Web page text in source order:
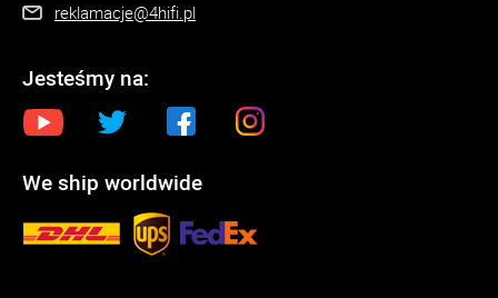
reklamacje@4hifi.pl
Jesteśmy na:
We ship worldwide